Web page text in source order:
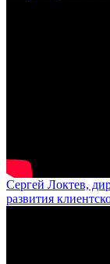
Сергей Локтев,
развития